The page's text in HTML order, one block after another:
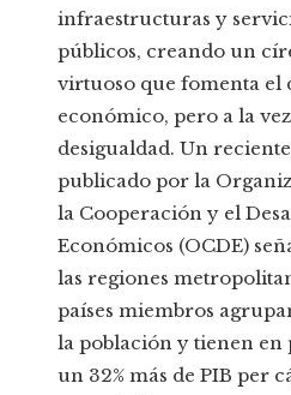
infraestructuras y
públicos, creando un
virtuoso que fomenta el
económico, pero a la
desigualdad. Un
publicado por la
la Cooperación y el
Económicos (OCDE)
las regiones
países miembros
la población y tienen en
un 32% más de PIB per